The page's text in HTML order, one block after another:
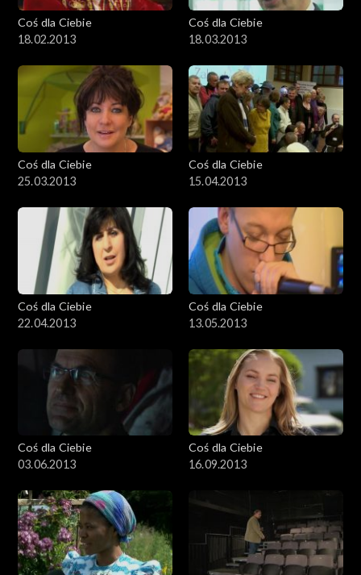
Coś dla Ciebie
18.02.2013
Coś dla Ciebie
18.03.2013
Coś dla Ciebie
25.03.2013
Coś dla Ciebie
15.04.2013
Coś dla Ciebie
22.04.2013
Coś dla Ciebie
13.05.2013
Coś dla Ciebie
03.06.2013
Coś dla Ciebie
16.09.2013